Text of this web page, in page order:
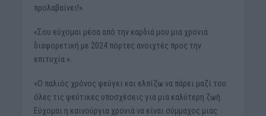
προλαβαίνει!».
«Σου εύχομαι μέσα από την καρδιά μου μια χρονιά
διαφορετική με 2024 πόρτες ανοιχτές προς την
επιτυχία.».
«Ο παλιός χρόνος φεύγει και ελπίζω να πάρει μαζί του
όλες τις ψεύτικες υποσχέσεις για μια καλύτερη ζωή.
Εύχομαι η καινούργια χρονιά να είναι σύμμαχος μιας